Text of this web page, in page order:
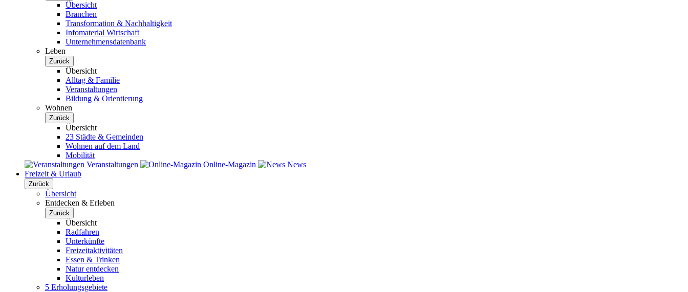
Übersicht
Branchen
Transformation & Nachhaltigkeit
Infomaterial Wirtschaft
Unternehmensdatenbank
Leben
Zurück
Übersicht
Alltag & Familie
Veranstaltungen
Bildung & Orientierung
Wohnen
Zurück
Übersicht
23 Städte & Gemeinden
Wohnen auf dem Land
Mobilität
Veranstaltungen
Online-Magazin
News
Freizeit & Urlaub
Zurück
Übersicht
Entdecken & Erleben
Zurück
Übersicht
Radfahren
Unterkünfte
Freizeitaktivitäten
Essen & Trinken
Natur entdecken
Kulturleben
5 Erholungsgebiete